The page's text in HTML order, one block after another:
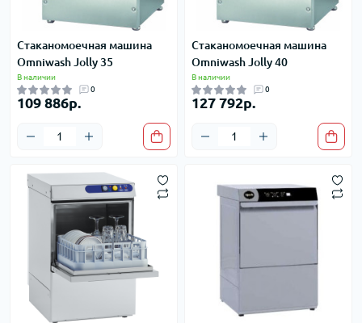
Стаканомоечная машина
Omniwash Jolly 35
В наличии
0
109 886р.
Стаканомоечная машина
Omniwash Jolly 40
В наличии
0
127 792р.